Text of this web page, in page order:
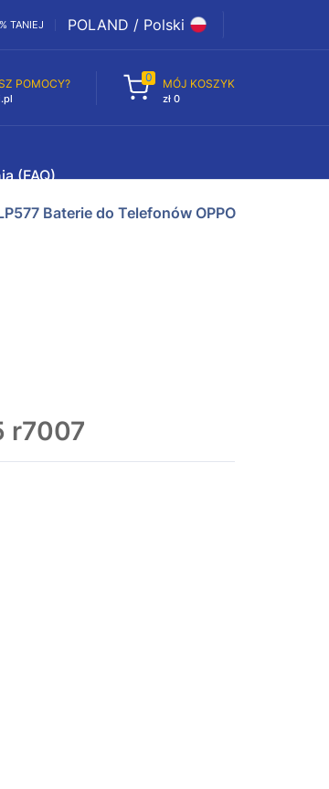
TANIEJ POLAND / Polski
POMOCY? 0 MÓJ KOSZYK
zł 0
(FAQ)
Baterie do Telefonów OPPO
r7007